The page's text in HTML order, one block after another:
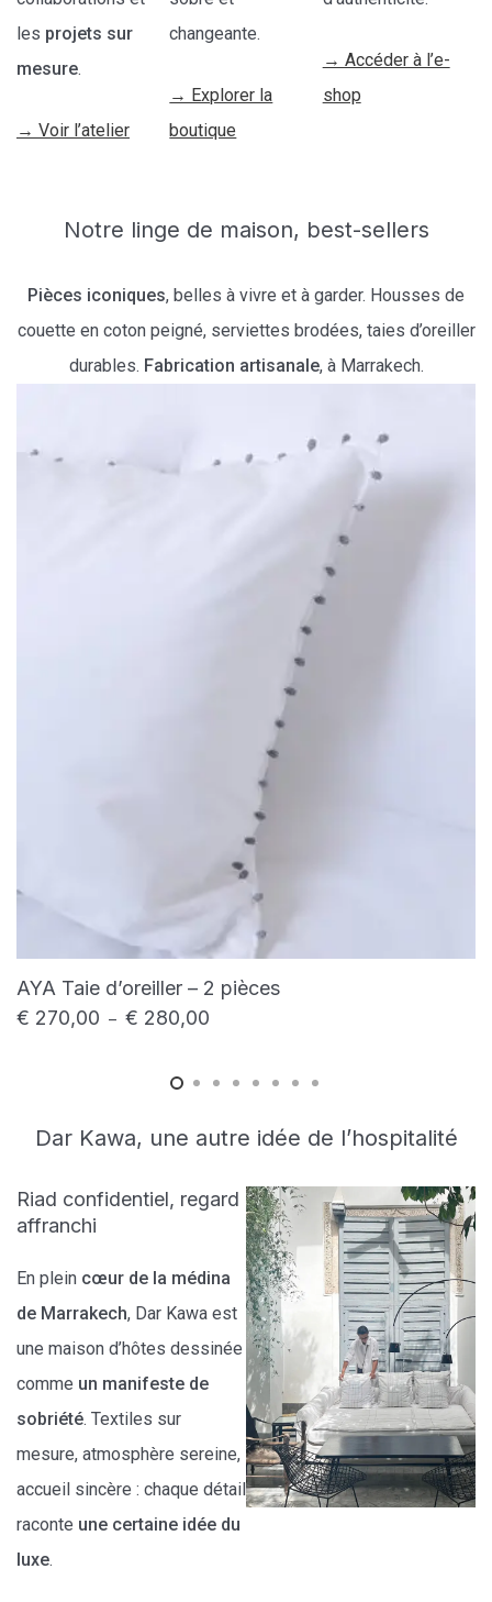
les projets sur
mesure.
→ Voir l’atelier
changeante.
→ Explorer la
boutique
→ Accéder à l’e-
shop
Notre linge de maison, best-sellers
Pièces iconiques, belles à vivre et à garder. Housses de
couette en coton peigné, serviettes brodées, taies d’oreiller
durables. Fabrication artisanale, à Marrakech.
AYA Taie d’oreiller – 2 pièces
€ 270,00 – € 280,00
Dar Kawa, une autre idée de l’hospitalité
Riad confidentiel, regard
affranchi
En plein cœur de la médina
de Marrakech, Dar Kawa est
une maison d’hôtes dessinée
comme un manifeste de
sobriété. Textiles sur
mesure, atmosphère sereine,
accueil sincère : chaque détail
raconte une certaine idée du
luxe.